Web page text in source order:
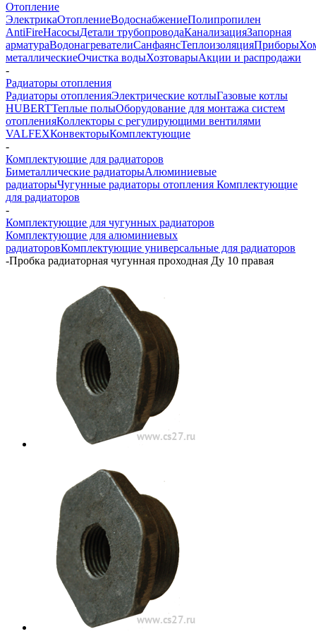
Отопление
ЭлектрикаОтоплениеВодоснабжениеПолипропилен
AntiFireНасосыДетали трубопроводаКанализацияЗапорная
арматураВодонагревателиСанфаянсТеплоизоляцияПриборы
металлическиеОчистка водыХозтоварыАкции и распродажи
-
Радиаторы отопления
Радиаторы отопленияЭлектрические котлыГазовые котлы
HUBERTТеплые полыОборудование для монтажа систем
отопленияКоллекторы с регулирующими вентилями
VALFEXКонвекторыКомплектующие
-
Комплектующие для радиаторов
Биметаллические радиаторыАлюминиевые
радиаторыЧугунные радиаторы отопления Комплектующие
для радиаторов
-
Комплектующие для чугунных радиаторов
Комплектующие для алюминиевых
радиаторовКомплектующие универсальные для радиаторов
-Пробка радиаторная чугунная проходная Ду 10 правая